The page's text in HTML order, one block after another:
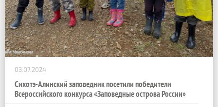
03.07.2024
Сихотэ-Алинский заповедник посетили победители
Всероссийского конкурса «Заповедные острова России»